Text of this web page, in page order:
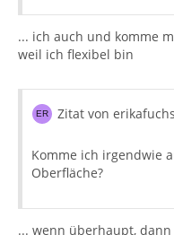
... ich auch und komme
weil ich flexibel bin
Zitat von erikafuchs
Komme ich irgendwie
Oberfläche?
... wenn überhaupt,